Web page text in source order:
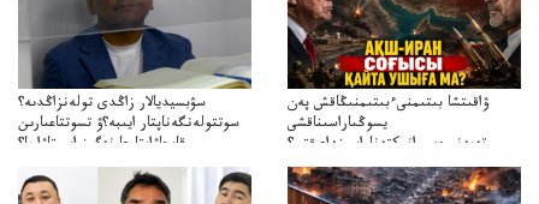
سۋبسيديالار زاڭدى تولەنزاڭدىە؟
سوتتولەنگەناپتار ايىبە؟ۋ تسوتتاعىارىن
قايجاۋاپتارعا نەگىز ايىپتاۋا ما؟
تۇجىرىمدارىنقايتاقاراۋعانەگىزبولاالاما؟
ۋاقىتشا بىتىمنىءبىتىمنىڭاقش پەن
يسوڭىاراسىناقشى
تەپەنىرەسيرانىكتەناراسىنداعىقتى؟
تەكەتىرەسنەلىكتەنقايتاۋشىقتى؟